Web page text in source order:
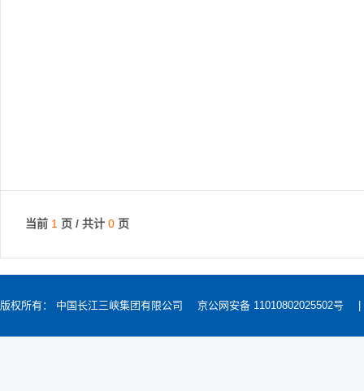
当前 1 页 / 共计 0 页
版权所有： 中国长江三峡集团有限公司 京公网安备 11010802025502号